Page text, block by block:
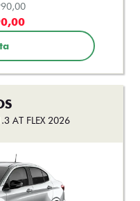
AT FLEX 2026